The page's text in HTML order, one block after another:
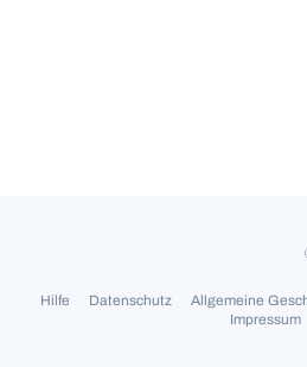
Hilfe Datenschutz Allgemeine
Impressum